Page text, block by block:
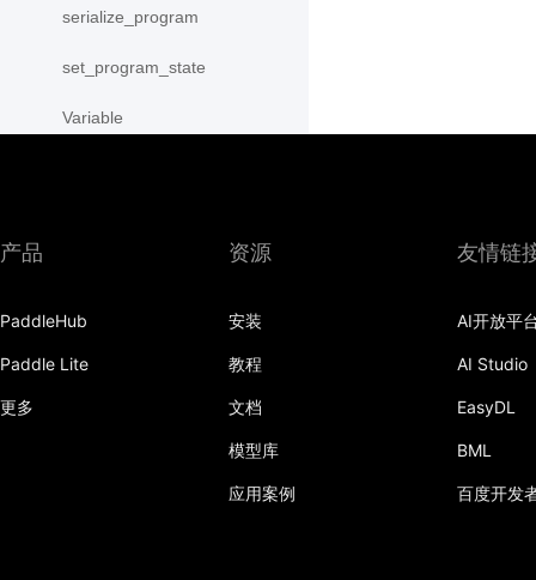
serialize_program
set_program_state
Variable
paddle.text
paddle.utils
产品
PaddleHub
Paddle Lite
更多
资源
安装
教程
文档
模型库
应用案例
友情链
AI开放平
AI Studio
EasyDL
BML
百度开发